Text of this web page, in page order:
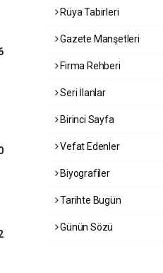
Rüya Tabirleri
Gazete Manşetleri
Firma Rehberi
Seri İlanlar
Birinci Sayfa
Vefat Edenler
Biyografiler
Tarihte Bugün
Günün Sözü